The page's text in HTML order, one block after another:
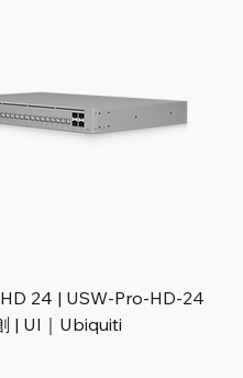
24 | USW-Pro-HD-24
| UI｜Ubiquiti